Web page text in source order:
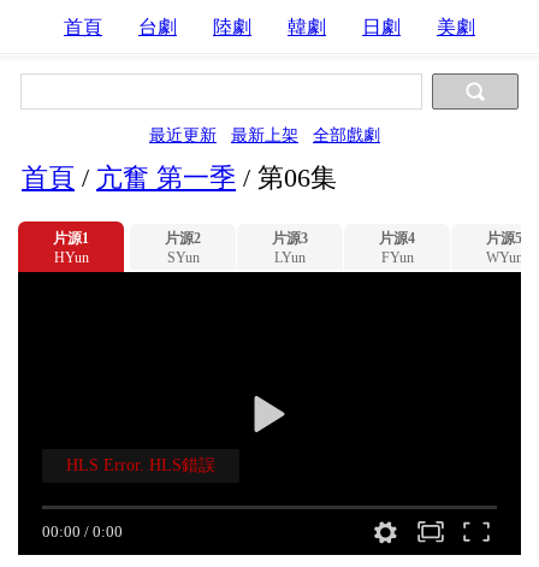
首頁 台劇 陸劇 韓劇 日劇 美劇
最近更新 最新上架 全部戲劇
首頁 / 亢奮 第一季 / 第06集
片源1
HYun
片源2
SYun
片源3
LYun
片源4
FYun
片源5
WYun
00:00 / 0:00
HLS Error. HLS錯誤